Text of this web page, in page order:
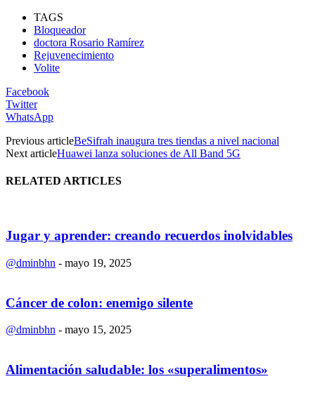
TAGS
Bloqueador
doctora Rosario Ramírez
Rejuvenecimiento
Volite
Facebook
Twitter
WhatsApp
Previous articleBeSifrah inaugura tres tiendas a nivel nacional
Next articleHuawei lanza soluciones de All Band 5G
RELATED ARTICLES
Jugar y aprender: creando recuerdos inolvidables
@dminbhn - mayo 19, 2025
Cáncer de colon: enemigo silente
@dminbhn - mayo 15, 2025
Alimentación saludable: los «superalimentos»